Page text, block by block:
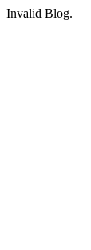
Invalid Blog.